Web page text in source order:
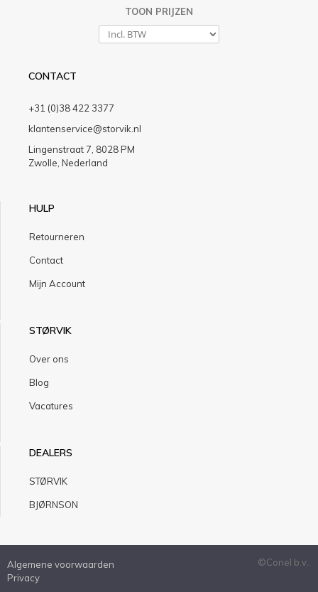
TOON PRIJZEN
CONTACT
+31 (0)38 422 3377
klantenservice@storvik.nl
Lingenstraat 7, 8028 PM
Zwolle, Nederland
HULP
Retourneren
Contact
Mijn Account
STØRVIK
Over ons
Blog
Vacatures
DEALERS
STØRVIK
BJØRNSON
Algemene voorwaarden
Privacy
©Conel b.v..